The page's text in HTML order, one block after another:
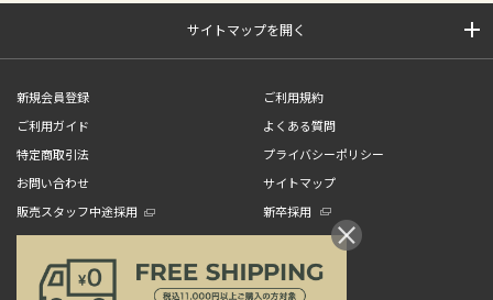
サイトマップを開く
新規会員登録
ご利用規約
ご利用ガイド
よくある質問
特定商取引法
プライバシーポリシー
お問い合わせ
サイトマップ
販売スタッフ中途採用
新卒採用